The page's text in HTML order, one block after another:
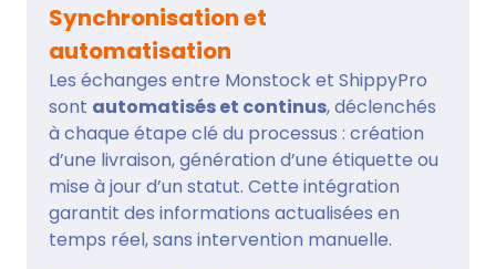
Synchronisation et
automatisation
Les échanges entre Monstock et ShippyPro
sont automatisés et continus, déclenchés
à chaque étape clé du processus : création
d’une livraison, génération d’une étiquette ou
mise à jour d’un statut. Cette intégration
garantit des informations actualisées en
temps réel, sans intervention manuelle.